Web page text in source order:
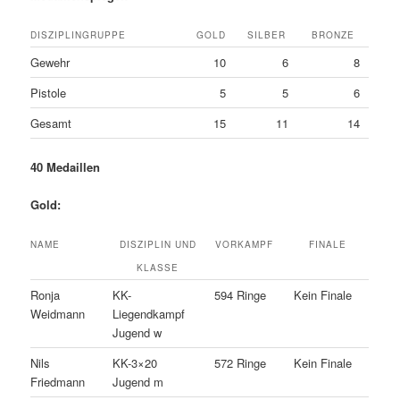
DISZIPLINGRUPPE GOLD SILBER BRONZE
Gewehr 10 6
8
Pistole
5 5
6
Gesamt
15 11 14
40 Medaillen
Gold:
NAME
DISZIPLIN UND
KLASSE
VORKAMPF FINALE
Ronja
Weidmann
KK-
Liegendkampf
Jugend w
594 Ringe Kein Finale
Nils
Friedmann
KK-3×20
Jugend m
572 Ringe Kein Finale